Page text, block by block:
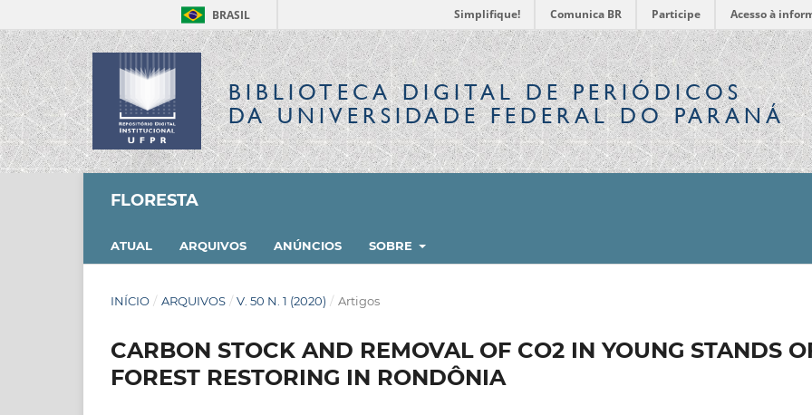
BRASIL Simplifique! Comunica BR Participe Acesso à
BIBLIOTECA DIGITALDE PERIÓDICOS
DA UNIVERSIDADE FEDERAL DO PARANÁ
FLORESTA
ATUAL ARQUIVOS ANÚNCIOS SOBRE
INÍCIO / ARQUIVOS / V. 50 N. 1 (2020) / Artigos
CARBON STOCK AND REMOVAL OF CO2 IN YOUNG STANDS
FOREST RESTORING IN RONDÔNIA